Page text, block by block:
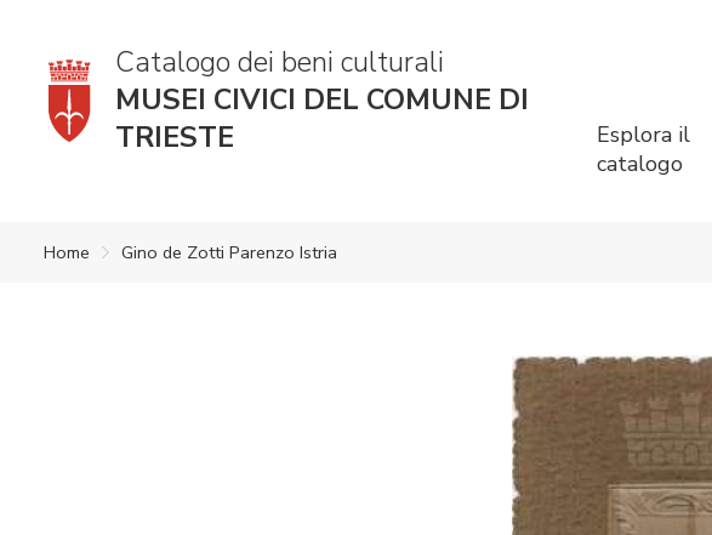
Catalogo dei beni culturali
MUSEI CIVICI DEL COMUNE DI
TRIESTE
Esplora il
catalogo
Home Gino de Zotti Parenzo Istria